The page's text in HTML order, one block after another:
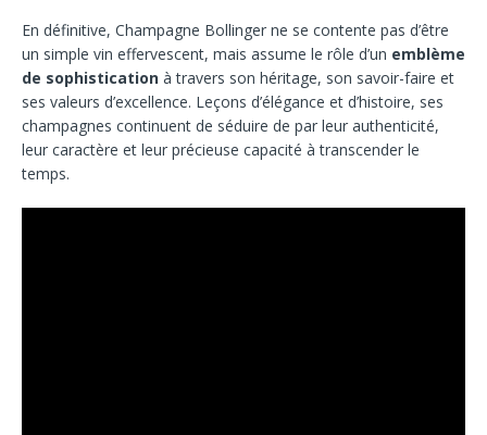
En définitive, Champagne Bollinger ne se contente pas d’être
un simple vin effervescent, mais assume le rôle d’un emblème
de sophistication à travers son héritage, son savoir-faire et
ses valeurs d’excellence. Leçons d’élégance et d’histoire, ses
champagnes continuent de séduire de par leur authenticité,
leur caractère et leur précieuse capacité à transcender le
temps.